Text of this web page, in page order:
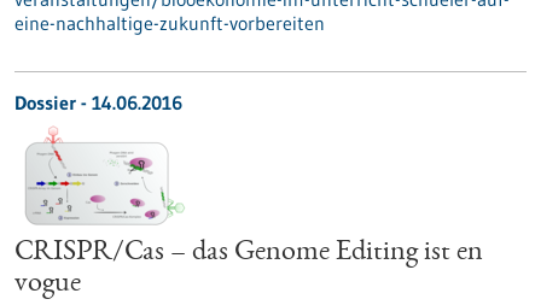
eine-nachhaltige-zukunft-vorbereiten
Dossier - 14.06.2016
CRISPR/Cas – das Genome Editing ist en
vogue